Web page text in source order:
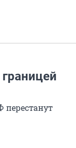
перестанут